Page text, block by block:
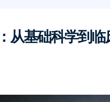
从基础科学到临